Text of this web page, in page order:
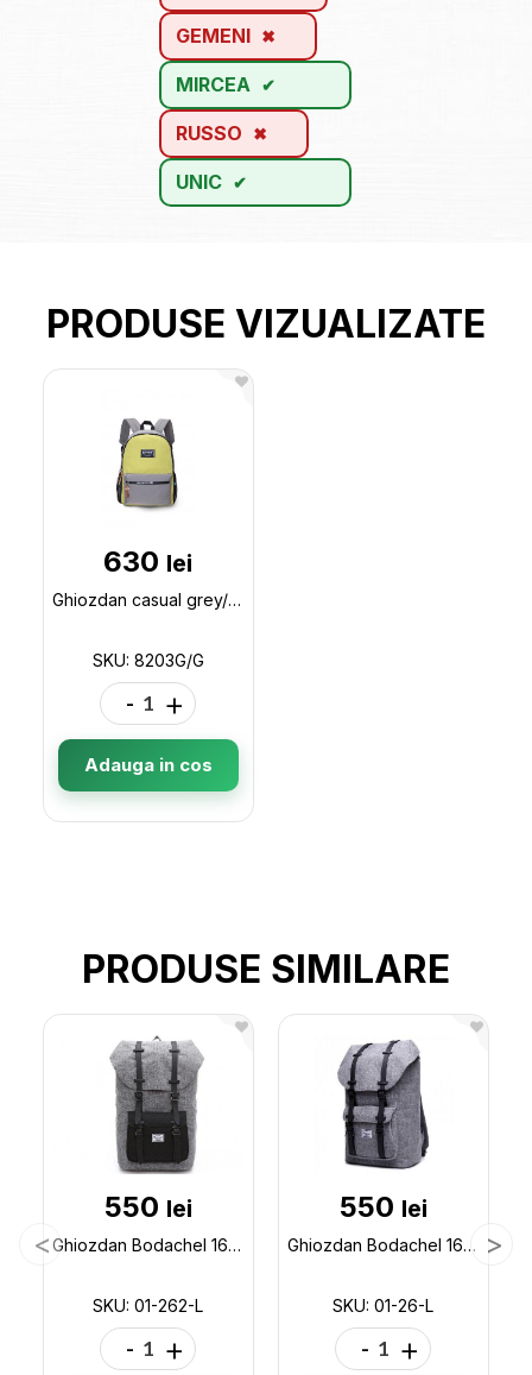
GEMENI
MIRCEA
RUSSO
UNIC
PRODUSE VIZUALIZATE
630 lei
Ghiozdan casual grey/green 8203G/G
SKU: 8203G/G
- +
Adauga in cos
PRODUSE SIMILARE
550 lei
Ghiozdan Bodachel 16 Oxford Gri 01-262-L
SKU: 01-262-L
- +
550 lei
Ghiozdan Bodachel 16 Oxford Gri 01-26-L
SKU: 01-26-L
- +